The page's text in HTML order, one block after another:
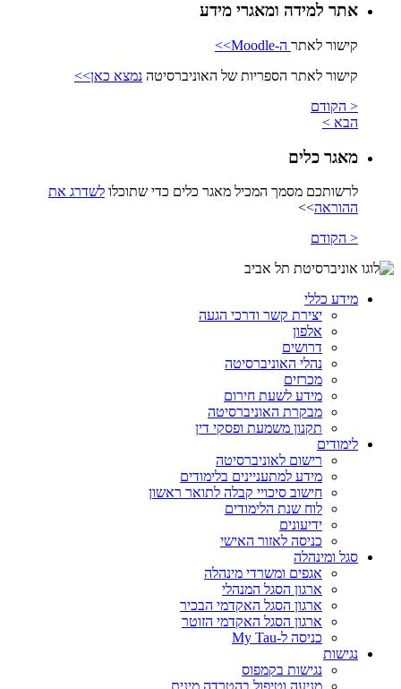
אתר למידה ומאגרי מידע
קישור לאתר ה-Moodle>>
קישור לאתר הספריות של האוניברסיטה נמצא כאן>>
< הקודם
הבא >
מאגר כלים
לרשותכם מסמך המכיל מאגר כלים כדי שתוכלו לשדרג את
ההוראה>>
< הקודם
מידע כללי
יצירת קשר ודרכי הגעה
אלפון
דרושים
נהלי האוניברסיטה
מכרזים
מידע לשעת חירום
מבקרת האוניברסיטה
תקנון משמעת ופסקי דין
לימודים
רישום לאוניברסיטה
מידע למתעניינים בלימודים
חישוב סיכויי קבלה לתואר ראשון
לוח שנת הלימודים
ידיעונים
כניסה לאזור האישי
סגל ומינהלה
אגפים ומשרדי מינהלה
ארגון הסגל המנהלי
ארגון הסגל האקדמי הבכיר
ארגון הסגל האקדמי הזוטר
כניסה ל-My Tau
נגישות
נגישות בקמפוס